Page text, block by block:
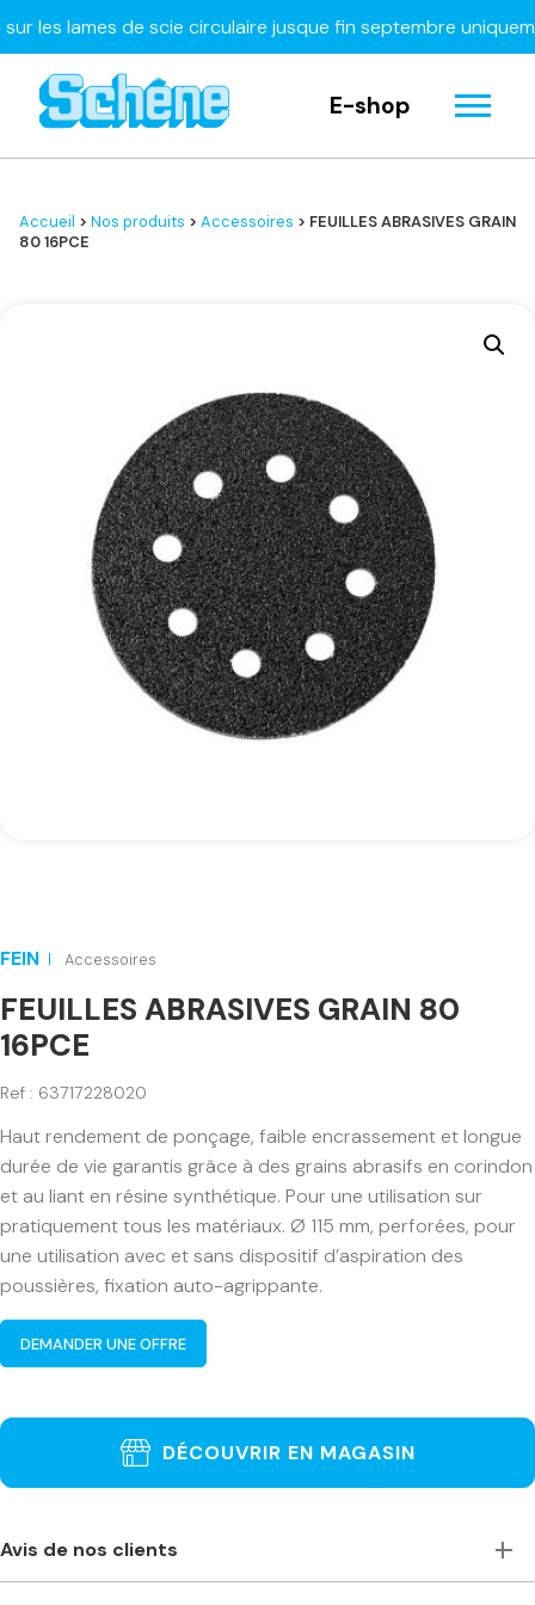
lames de scie circulaire jusque fin septembre uniquement
E-shop
Accueil > Nos produits > Accessoires > FEUILLES ABRASIVES GRAIN
80 16PCE
FEIN Accessoires
FEUILLES ABRASIVES GRAIN 80
16PCE
Ref : 63717228020
Haut rendement de ponçage, faible encrassement et longue
durée de vie garantis grâce à des grains abrasifs en corindon
et au liant en résine synthétique. Pour une utilisation sur
pratiquement tous les matériaux. Ø 115 mm, perforées, pour
une utilisation avec et sans dispositif d’aspiration des
poussières, fixation auto-agrippante.
DEMANDER UNE OFFRE
DÉCOUVRIR EN MAGASIN
Avis de nos clients